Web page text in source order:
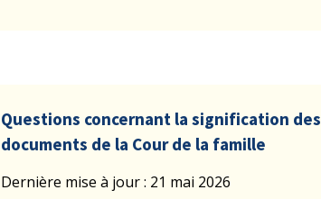
Questions concernant la signification des
documents de la Cour de la famille
Dernière mise à jour : 21 mai 2026